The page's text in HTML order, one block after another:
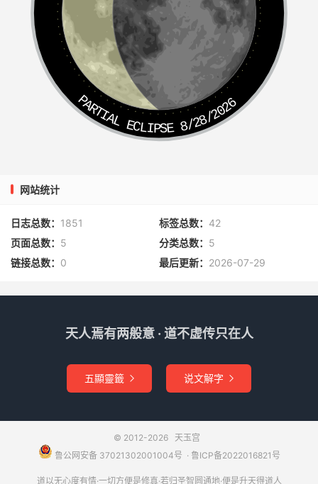
PARTIAL ECLIPSE 8/28/2026
网站统计
日志总数： 1851 标签总数： 42
页面总数： 5 分类总数： 5
链接总数： 0 最后更新： 2026-07-29
天人焉有两般意 · 道不虚传只在人
五顯靈籤  说文解字 
© 2012-2026 天玉宫
鲁公网安备 37021302001004号 ​​​ · 鲁ICP备2022016821号
道以无心度有情·一切方便是修真·若归圣智圆通地·便是升天得道人